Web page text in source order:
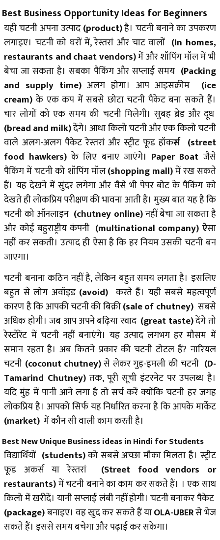
Best Business Opportunity Ideas for Beginners
यही चटनी अपना उत्पाद(product)है। चटनी बनाने का उपकरण
लगाइए। चटनी को घरों में, रेस्तरां और चाट वालों (In homes,
restaurants and chaat vendors)में और शॉपिंग मॉल में भी
बेचा जा सकता है। सबका पैकिंग और सप्लाई समय(Packing
and supply time)अलग होगा। आप आइसक्रीम
(ice
cream) के एक कप में सबसे छोटा चटनी पैकेट बना सकते हैं।
चार लोगों को एक समय की चटनी मिलेगी। सुबह ब्रेड और दूध
(bread and milk)देंगे। आधा किलो चटनी और एक किलो चटनी
वाले अलग-अलग पैकेट रेस्तरां और स्ट्रीट फूड हॉकर्स (street
food hawkers)के लिए बनाए जाएंगे। Paper Boat जैसे
पैकिंग में चटनी को शॉपिंग मॉल(shopping mall)में रख सकते
हैं। यह देखने में सुंदर लगेगा और वैसे भी पेपर बोट के पैकिंग को
देखते ही लोकप्रिय परीक्षण की भावना आती है। मुख्य बात यह है कि
चटनी को ऑनलाइन (chutney online)नहीं बेचा जा सकता है
और कोई बहुराष्ट्रीय कंपनी (multinational company) ऐसा
नहीं कर सकती। उत्पाद ही ऐसा है कि हर नियम उसकी चटनी बन
जाएगा।
चटनी बनाना कठिन नहीं है, लेकिन बहुत समय लगता है। इसलिए
बहुत से लोग अवॉइड(avoid) करते हैं। यही सबसे महत्वपूर्ण
कारण है कि आपकी चटनी की बिक्री(sale of chutney) सबसे
अधिक होगी। जब आप अपने बढ़िया स्वाद(great taste)देंगे तो
रेस्टोरेंट में चटनी नहीं बनाएंगे। यह उत्पाद लगभग हर मौसम में
समान रहता है। अब कितने प्रकार की चटनी टोटल हैं? नारियल
चटनी (coconut chutney)से लेकर गुड़-इमली की चटनी(D-
Tamarind Chutney) तक, पूरी सूची इंटरनेट पर उपलब्ध है।
यदि मुंह में पानी आने लगा है तो सर्च करें क्योंकि चटनी हर जगह
लोकप्रिय है। आपको सिर्फ यह निर्धारित करना है कि आपके मार्केट
(market) में कौन सी वाली काम करती है।
Best New Unique Business ideas in Hindi for Students
विद्यार्थियों (students)को सबसे अच्छा मौका मिलता है। स्ट्रीट
फूड अकर्स या रेस्तरां(Street food vendors or
restaurants)में चटनी बनाने का काम कर सकते हैं। । एक साथ
किलो में खरीदें। यानी सप्लाई लंबी नहीं होगी। चटनी बनाकर पैकेट
(package)बनाइए। वह खुद कर सकते हैं याOLA-UBERसे भेज
सकते हैं। इससे समय बचेगा और पढ़ाई कर सकेगा।